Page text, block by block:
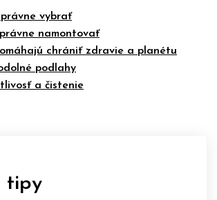
tipy
vybrať
namontovať
chrániť zdravie a planétu
podlahy
a čistenie